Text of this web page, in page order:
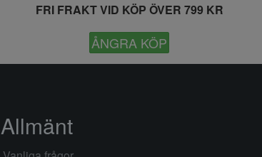
FRI FRAKT VID KÖP ÖVER 799 KR
ÅNGRA KÖP
Allmänt